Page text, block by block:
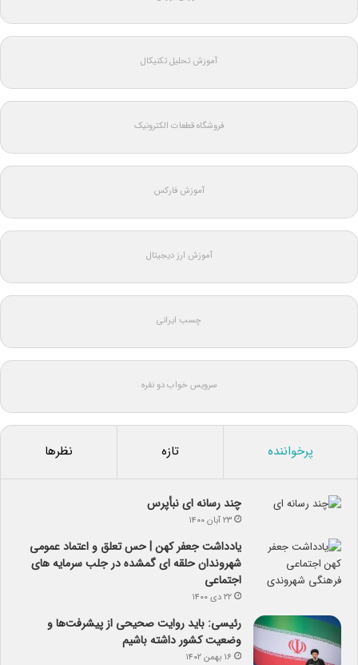
آموزش تحلیل تکنیکال
فروشگاه قطعات الکترونیک
آموزش فارکس
آموزش ارز دیجیتال
چسب ایرانی
سرویس خواب دو نفره
پرخواننده تازه نظرها
چند رسانه ای نبأپرس
۲۳ آبان ۱۴۰۰
یادداشت جعفر کهن | حس تعلق و اعتماد عمومی
شهروندان حلقه ای گمشده در جلب سرمایه های
اجتماعی
۲۲ دی ۱۴۰۰
رئیسی: باید روایت صحیحی از پیشرفت‌ها و
وضعیت کشور داشته باشیم
۱۶ بهمن ۱۴۰۲